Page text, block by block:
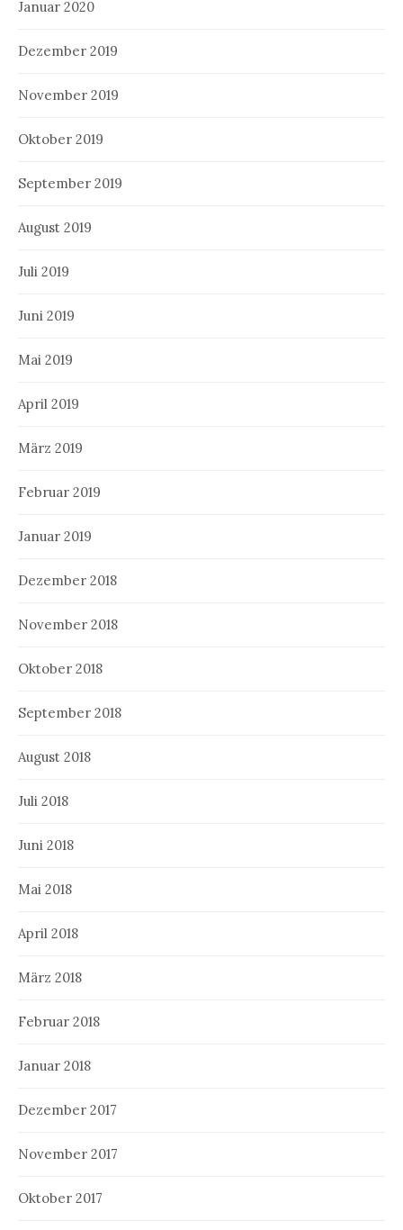
Januar 2020
Dezember 2019
November 2019
Oktober 2019
September 2019
August 2019
Juli 2019
Juni 2019
Mai 2019
April 2019
März 2019
Februar 2019
Januar 2019
Dezember 2018
November 2018
Oktober 2018
September 2018
August 2018
Juli 2018
Juni 2018
Mai 2018
April 2018
März 2018
Februar 2018
Januar 2018
Dezember 2017
November 2017
Oktober 2017